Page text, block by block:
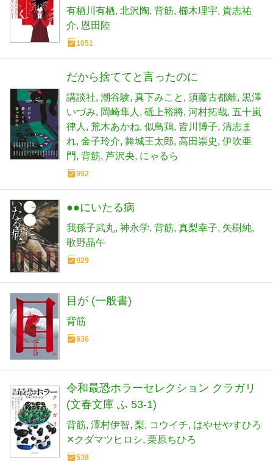
有栖川有栖 北沢陶 背筋 櫛木理宇 貴志祐
介 恩田陸
1051
だから捨ててと言ったのに
講談社 潮谷験 真下みこと 須藤古都離 黒澤
いづみ
岡崎隼人 砥上裕將 河村拓哉 五十嵐
律人
荒木あかね 似鳥鶏 皆川博子 清志ま
れ 金子玲介 舞城王太郎 高田崇史 伊吹亜
門 背筋 芦沢央 にゃるら
992
●●にいたる病
我孫子武丸 神永学 背筋 真梨幸子 矢樹純
歌野晶午
929
目が (一般書)
背筋
936
令和最恐ホラーセレクション クラガリ
(文春文庫 ふ 53-1)
背筋 澤村伊智 梨 コウイチ はやせやすひろ
✕クダマツヒロシ 栗原ちひろ
538